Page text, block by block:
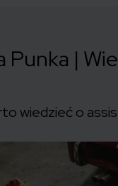
Punka |
wiedzieć o